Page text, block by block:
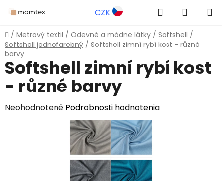
na
obsah
CZK Hľadať
KOŠÍK
Domov
/ Metrový textil / Odevné a módne látky / Softshell /
Softshell jednofarebný / Softshell zimní rybí kost - různé
barvy
Softshell zimní rybí kost
- různé barvy
Priemerné
Neohodnotené Podrobnosti hodnotenia